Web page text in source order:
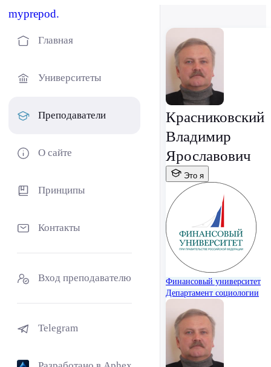
myprepod.
Главная
Университеты
Преподаватели
О сайте
Принципы
Контакты
Вход преподавателю
Telegram
Красниковский
Владимир
Ярославович
Это я
Финансовый университет
Департамент социологии